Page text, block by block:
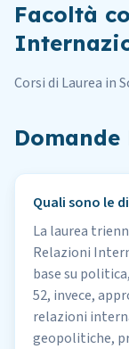
Facoltà
Corsi di Laurea in
Quali sono le
La laurea
Relazioni
base su
52, invece,
relazioni
geopolitiche,